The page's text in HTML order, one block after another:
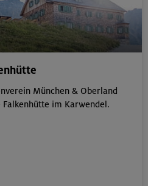
München & Oberland
im Karwendel.